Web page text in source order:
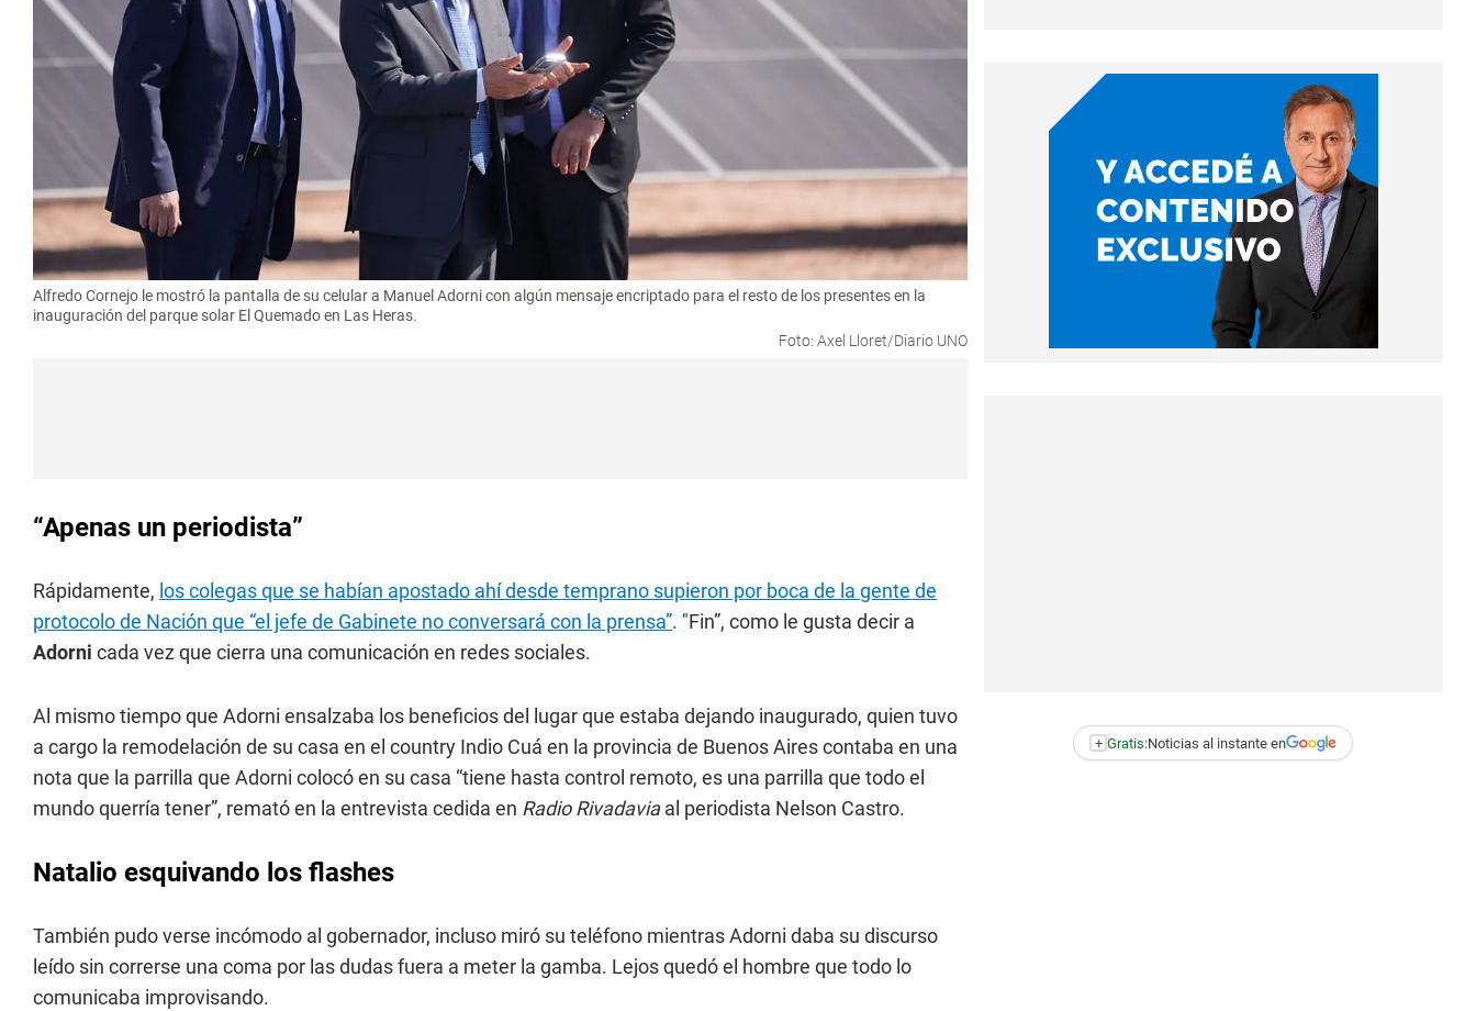
Alfredo Cornejo le mostró la pantalla de su celular a Manuel Adorni con algún mensaje encriptado para el resto de los presentes en la
inauguración del parque solar El Quemado en Las Heras.
Foto: Axel Lloret/Diario UNO
“Apenas un periodista”
Rápidamente, los colegas que se habían apostado ahí desde temprano supieron por boca de la gente de
protocolo de Nación que “el jefe de Gabinete no conversará con la prensa”. "Fin”, como le gusta decir a
Adorni cada vez que cierra una comunicación en redes sociales.
Al mismo tiempo que Adorni ensalzaba los beneficios del lugar que estaba dejando inaugurado, quien tuvo
a cargo la remodelación de su casa en el country Indio Cuá en la provincia de Buenos Aires contaba en una
nota que la parrilla que Adorni colocó en su casa “tiene hasta control remoto, es una parrilla que todo el
mundo querría tener”, remató en la entrevista cedida en Radio Rivadaviaal periodista Nelson Castro.
Natalio esquivando los flashes
También pudo verse incómodo al gobernador, incluso miró su teléfono mientras Adorni daba su discurso
leído sin correrse una coma por las dudas fuera a meter la gamba. Lejos quedó el hombre que todo lo
comunicaba improvisando.
+ Gratis:Noticias al instante en